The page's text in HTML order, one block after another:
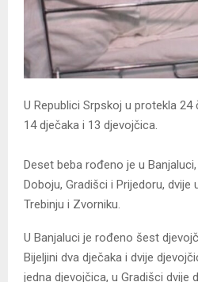
U Republici Srpskoj u protekla
14 dječaka i 13 djevojčica.
Deset beba rođeno je u
Doboju, Gradišci i Prijedoru, dvije
Trebinju i Zvorniku.
U Banjaluci je rođeno šest
Bijeljini dva dječaka i dvije
jedna djevojčica, u Gradišci dvije